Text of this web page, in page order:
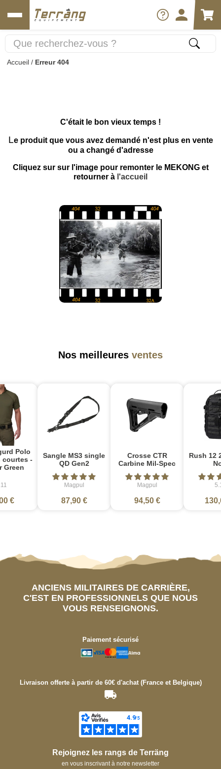
Accueil / Erreur 404
C'était le bon vieux temps !
Le produit que vous avez demandé n'est plus en vente
ou a changé d'adresse
Cliquez sur sur l'image pour remonter le MEKONG et
retourner à l'accueil
Nos meilleures ventes
Polo
courtes -
Green
€
Sangle MS3 single
QD Gen2
Magpul
87,90 €
Crosse CTR
Carbine Mil-Spec
Magpul
94,50 €
Rush 12
ANCIENS MILITAIRES DE CARRIÈRE,
C'EST EN PROFESSIONNELS QUE NOUS
VOUS RENSEIGNONS.
Paiement sécurisé
Livraison offerte à partir de 60€ d'achat (France et Belgique)
Rejoignez les rangs de Terräng
en vous inscrivant à notre newsletter